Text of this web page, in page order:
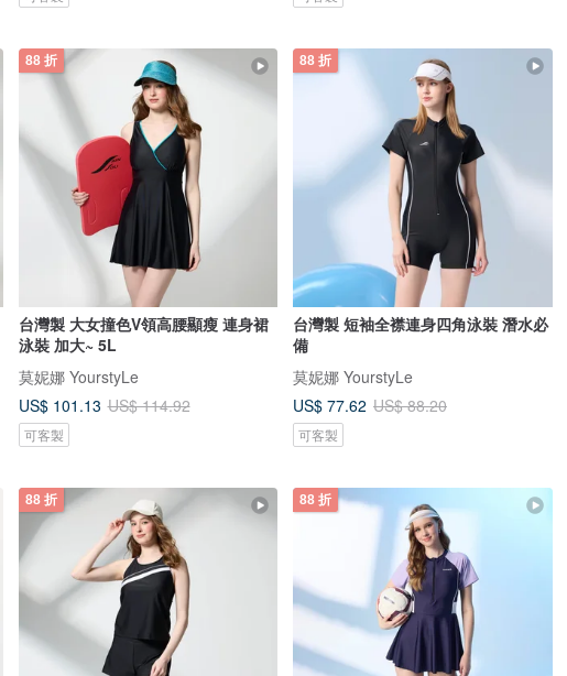
88 折
台灣製 大女撞色V領高腰顯瘦 連身裙
泳裝 加大~ 5L
莫妮娜 YourstyLe
US$ 101.13 US$ 114.92
可客製
88 折
台灣製 短袖全襟連身四角泳裝 潛水必
備
莫妮娜 YourstyLe
US$ 77.62 US$ 88.20
可客製
88 折 88 折